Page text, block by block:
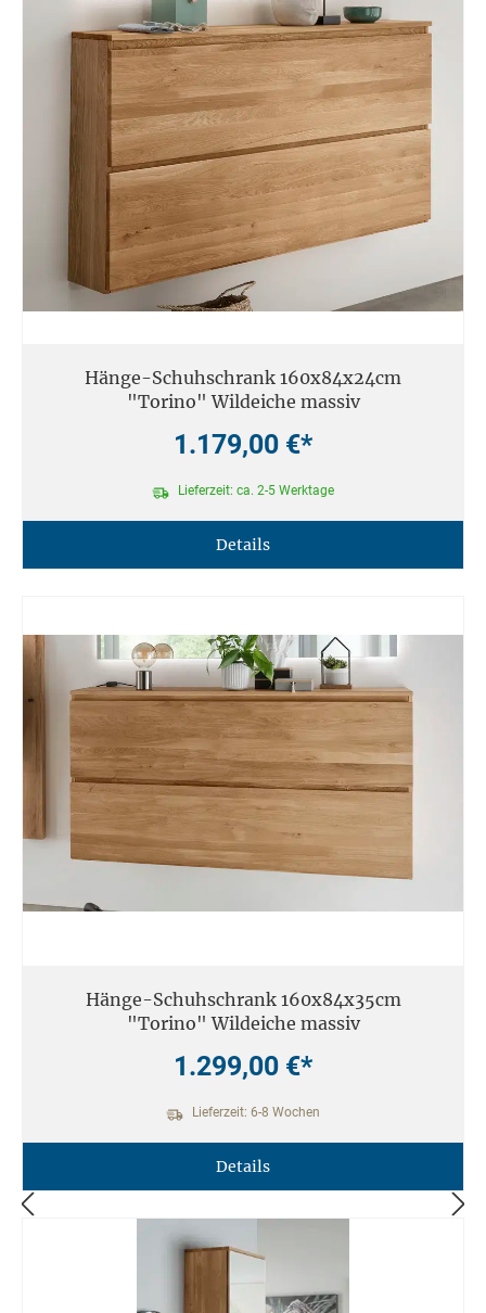
Hänge-Schuhschrank 160x84x24cm
"Torino" Wildeiche massiv
1.179,00 €*
Lieferzeit: ca. 2-5 Werktage
Details
Hänge-Schuhschrank 160x84x35cm
"Torino" Wildeiche massiv
1.299,00 €*
Lieferzeit: 6-8 Wochen
Details